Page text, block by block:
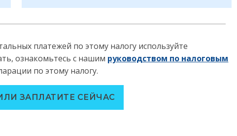
платежей по этому налогу используйте
ознакомьтесь с нашим руководством по налоговым
по этому налогу.
ЗАПЛАТИТЕ СЕЙЧАС